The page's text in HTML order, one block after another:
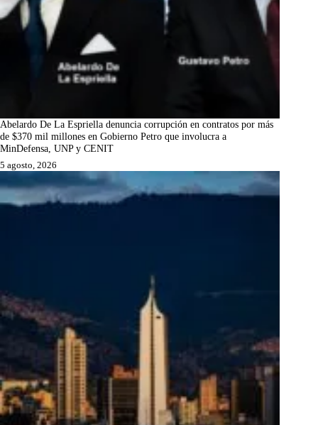
Abelardo De La Espriella denuncia corrupción en contratos por más
de $370 mil millones en Gobierno Petro que involucra a
MinDefensa, UNP y CENIT
5 agosto, 2026